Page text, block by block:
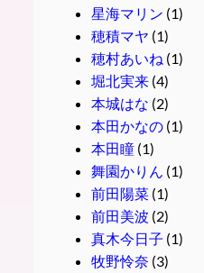
星海マリン (1)
穂積マヤ (1)
穂村あいね (1)
堀北実来(4)
本城はな (2)
本田かなの(1)
本田瞳(1)
舞園かりん (1)
前田陽菜(1)
前田美波 (2)
真木今日子 (1)
牧野怜奈 (3)